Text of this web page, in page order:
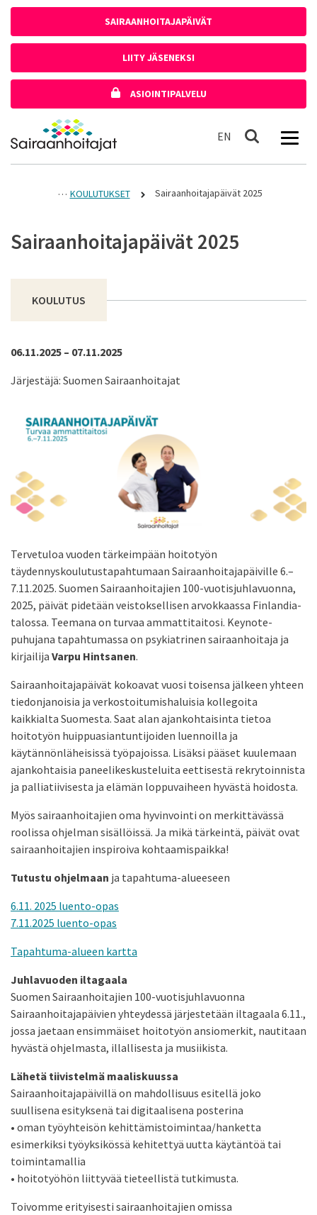
SAIRAANHOITAJAPÄIVÄT
LIITY JÄSENEKSI
ASIOINTIPALVELU
Etusivulle
EN In English
Haku
KOULUTUKSET Sairaanhoitajapäivät 2025
Sairaanhoitajapäivät 2025
KOULUTUS
06.11.2025 – 07.11.2025
Järjestäjä: Suomen Sairaanhoitajat
Tervetuloa vuoden tärkeimpään hoitotyön
täydennyskoulutustapahtumaan Sairaanhoitajapäiville 6.–
7.11.2025. Suomen Sairaanhoitajien 100-vuotisjuhlavuonna,
2025, päivät pidetään veistoksellisen arvokkaassa Finlandia-
talossa. Teemana on turvaa ammattitaitosi. Keynote-
puhujana tapahtumassa on psykiatrinen sairaanhoitaja ja
kirjailija Varpu Hintsanen.
Sairaanhoitajapäivät kokoavat vuosi toisensa jälkeen yhteen
tiedonjanoisia ja verkostoitumishaluisia kollegoita
kaikkialta Suomesta. Saat alan ajankohtaisinta tietoa
hoitotyön huippuasiantuntijoiden luennoilla ja
käytännönläheisissä työpajoissa. Lisäksi pääset kuulemaan
ajankohtaisia paneelikeskusteluita eettisestä rekrytoinnista
ja palliatiivisesta ja elämän loppuvaiheen hyvästä hoidosta.
Myös sairaanhoitajien oma hyvinvointi on merkittävässä
roolissa ohjelman sisällöissä. Ja mikä tärkeintä, päivät ovat
sairaanhoitajien inspiroiva kohtaamispaikka!
Tutustu ohjelmaan ja tapahtuma-alueeseen
6.11. 2025 luento-opas
7.11.2025 luento-opas
Tapahtuma-alueen kartta
Juhlavuoden iltagaala
Suomen Sairaanhoitajien 100-vuotisjuhlavuonna
Sairaanhoitajapäivien yhteydessä järjestetään iltagaala 6.11.,
jossa jaetaan ensimmäiset hoitotyön ansiomerkit, nautitaan
hyvästä ohjelmasta, illallisesta ja musiikista.
Lähetä tiivistelmä maaliskuussa
Sairaanhoitajapäivillä on mahdollisuus esitellä joko
suullisena esityksenä tai digitaalisena posterina
• oman työyhteisön kehittämistoimintaa/hanketta
esimerkiksi työyksikössä kehitettyä uutta käytäntöä tai
toimintamallia
• hoitotyöhön liittyvää tieteellistä tutkimusta.
Toivomme erityisesti sairaanhoitajien omissa